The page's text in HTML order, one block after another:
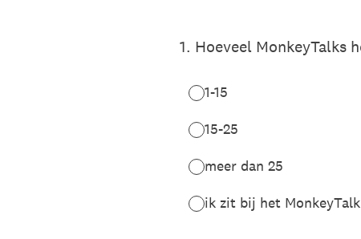
1. Hoeveel MonkeyTalks
1-15
15-25
meer dan 25
ik zit bij het